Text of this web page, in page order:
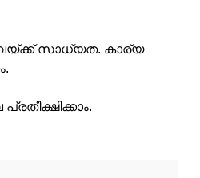
സാധ്യത. കാര്യ